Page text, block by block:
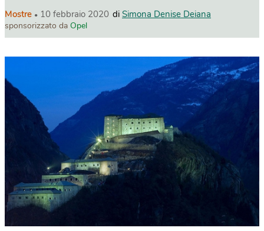
Mostre 10 febbraio 2020 di Simona Denise Deiana
sponsorizzato da Opel